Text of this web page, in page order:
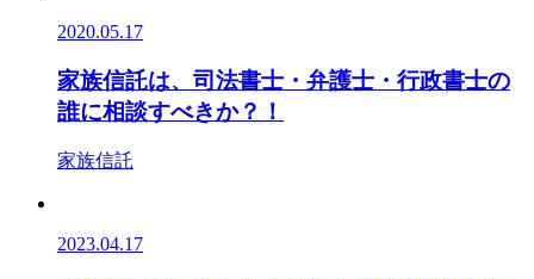
2020.05.17
家族信託は、司法書士・弁護士・行政書士の
誰に相談すべきか？！
家族信託
2023.04.17